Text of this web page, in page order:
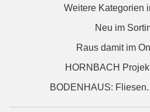
Weitere Kategorien
Neu im
Raus damit im
HORNBACH
BODENHAUS: